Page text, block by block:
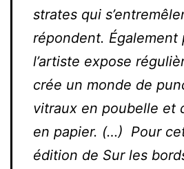
strates qui
répondent. Également
l’artiste expose
crée un monde de
vitraux en poubelle et
en papier. (…) Pour
édition de Sur les